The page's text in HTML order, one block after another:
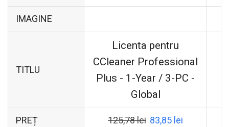
IMAGINE
TITLU
Licenta pentru
CCleaner Professional
Plus - 1-Year / 3-PC -
Global
PREȚ 125,78lei 83,85 lei